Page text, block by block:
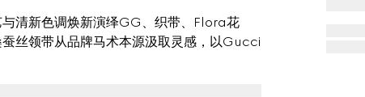
清新色调焕新演绎GG、织带、Flora花
丝领带从品牌马术本源汲取灵感，以Gucci